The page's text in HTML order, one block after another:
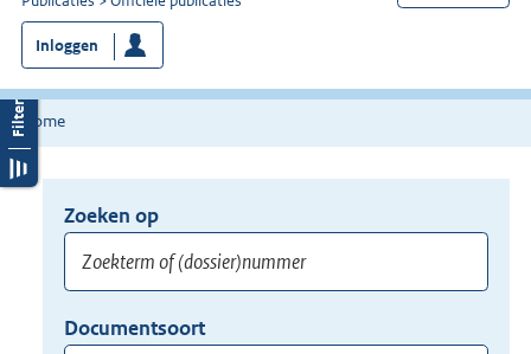
bent
nu
hier:
Inloggen
Home
Opnieuw
zoeken:
Zoeken op
of
hier
Documentsoort